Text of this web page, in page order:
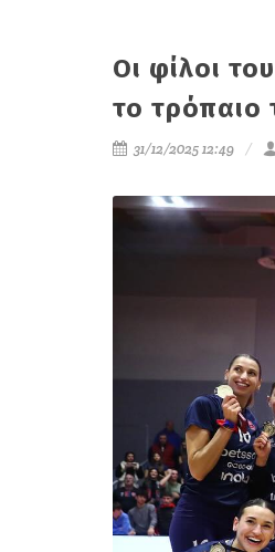
Οι φίλοι
το τρόπαιο
31/12/2025 12:49